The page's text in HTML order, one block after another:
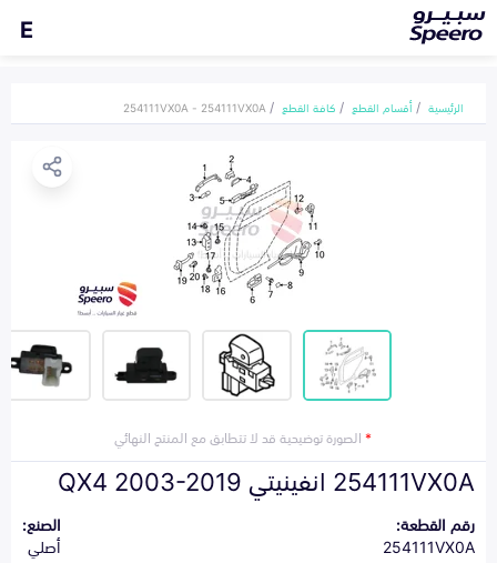
E
الرئيسية أقسام القطع كافة القطع 254111VX0A - 254111VX0A
*الصورة توضيحية قد لا تتطابق مع المنتج النهائي
254111VX0A انفينيتي QX4 2003-2019
رقم القطعة:
254111VX0A
الصنع:
أصلي